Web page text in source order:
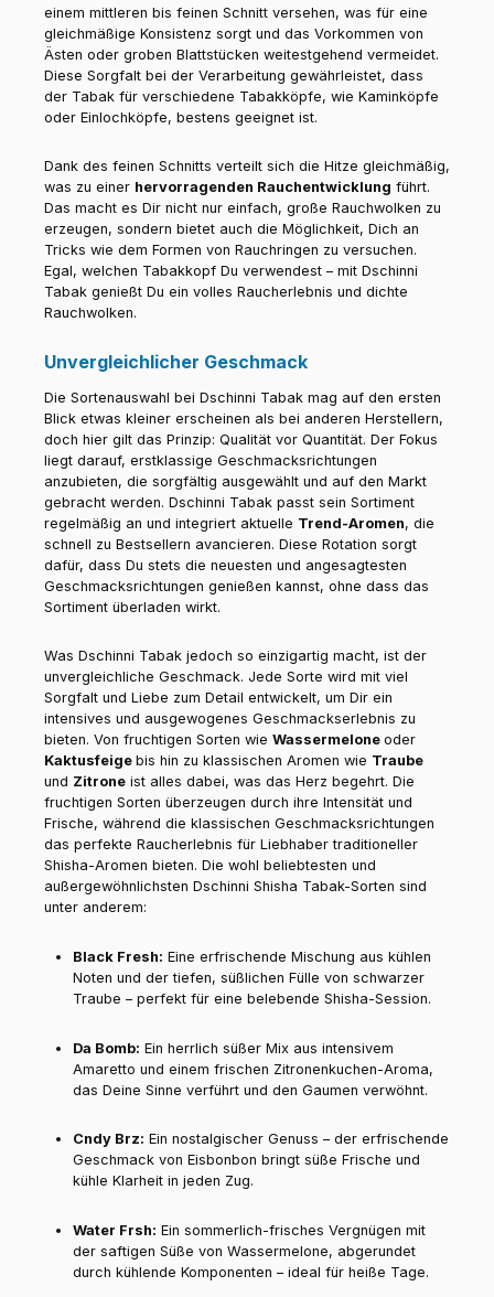
einem mittleren bis feinen Schnitt versehen, was für eine
gleichmäßige Konsistenz sorgt und das Vorkommen von
Ästen oder groben Blattstücken weitestgehend vermeidet.
Diese Sorgfalt bei der Verarbeitung gewährleistet, dass
der Tabak für verschiedene Tabakköpfe, wie Kaminköpfe
oder Einlochköpfe, bestens geeignet ist.
Dank des feinen Schnitts verteilt sich die Hitze gleichmäßig,
was zu einer hervorragenden Rauchentwicklung führt.
Das macht es Dir nicht nur einfach, große Rauchwolken zu
erzeugen, sondern bietet auch die Möglichkeit, Dich an
Tricks wie dem Formen von Rauchringen zu versuchen.
Egal, welchen Tabakkopf Du verwendest – mit Dschinni
Tabak genießt Du ein volles Raucherlebnis und dichte
Rauchwolken.
Unvergleichlicher Geschmack
Die Sortenauswahl bei Dschinni Tabak mag auf den ersten
Blick etwas kleiner erscheinen als bei anderen Herstellern,
doch hier gilt das Prinzip: Qualität vor Quantität. Der Fokus
liegt darauf, erstklassige Geschmacksrichtungen
anzubieten, die sorgfältig ausgewählt und auf den Markt
gebracht werden. Dschinni Tabak passt sein Sortiment
regelmäßig an und integriert aktuelle Trend-Aromen, die
schnell zu Bestsellern avancieren. Diese Rotation sorgt
dafür, dass Du stets die neuesten und angesagtesten
Geschmacksrichtungen genießen kannst, ohne dass das
Sortiment überladen wirkt.
Was Dschinni Tabak jedoch so einzigartig macht, ist der
unvergleichliche Geschmack. Jede Sorte wird mit viel
Sorgfalt und Liebe zum Detail entwickelt, um Dir ein
intensives und ausgewogenes Geschmackserlebnis zu
bieten. Von fruchtigen Sorten wie Wassermelone oder
Kaktusfeige bis hin zu klassischen Aromen wie Traube
und Zitrone ist alles dabei, was das Herz begehrt. Die
fruchtigen Sorten überzeugen durch ihre Intensität und
Frische, während die klassischen Geschmacksrichtungen
das perfekte Raucherlebnis für Liebhaber traditioneller
Shisha-Aromen bieten. Die wohl beliebtesten und
außergewöhnlichsten Dschinni Shisha Tabak-Sorten sind
unter anderem:
Black Fresh: Eine erfrischende Mischung aus kühlen
Noten und der tiefen, süßlichen Fülle von schwarzer
Traube – perfekt für eine belebende Shisha-Session.
Da Bomb: Ein herrlich süßer Mix aus intensivem
Amaretto und einem frischen Zitronenkuchen-Aroma,
das Deine Sinne verführt und den Gaumen verwöhnt.
Cndy Brz: Ein nostalgischer Genuss – der erfrischende
Geschmack von Eisbonbon bringt süße Frische und
kühle Klarheit in jeden Zug.
Water Frsh: Ein sommerlich-frisches Vergnügen mit
der saftigen Süße von Wassermelone, abgerundet
durch kühlende Komponenten – ideal für heiße Tage.